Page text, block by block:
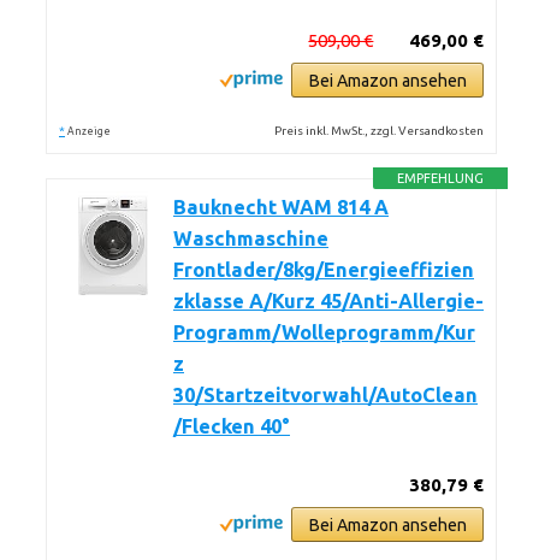
469,00 €
509,00 €
Bei Amazon ansehen
* Anzeige Preis inkl. MwSt., zzgl. Versandkosten
EMPFEHLUNG
Bauknecht WAM 814 A
Waschmaschine
Frontlader/8kg/Energieeffizien
zklasse A/Kurz 45/Anti-Allergie-
Programm/Wolleprogramm/Kur
z
30/Startzeitvorwahl/AutoClean
/Flecken 40°
380,79 €
Bei Amazon ansehen